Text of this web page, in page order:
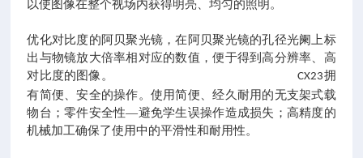
以使图像在整个视场内获得明亮、均匀的照明。
优化对比度的阿贝聚光镜，在阿贝聚光镜的孔径光阑上标
出与物镜放大倍率相对应的数值，便于得到高分辨率、高
对比度的图像。
CX23拥
有简便、安全的操作。使用简便、经久耐用的无支架式载
物台；零件安全性—避免学生误操作造成损失；高精度的
机械加工确保了使用中的平滑性和耐用性。